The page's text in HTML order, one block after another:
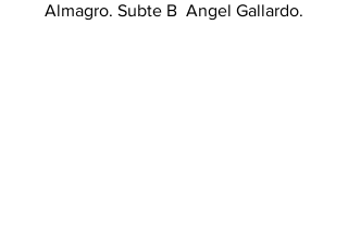
Almagro. Subte B Angel Gallardo.